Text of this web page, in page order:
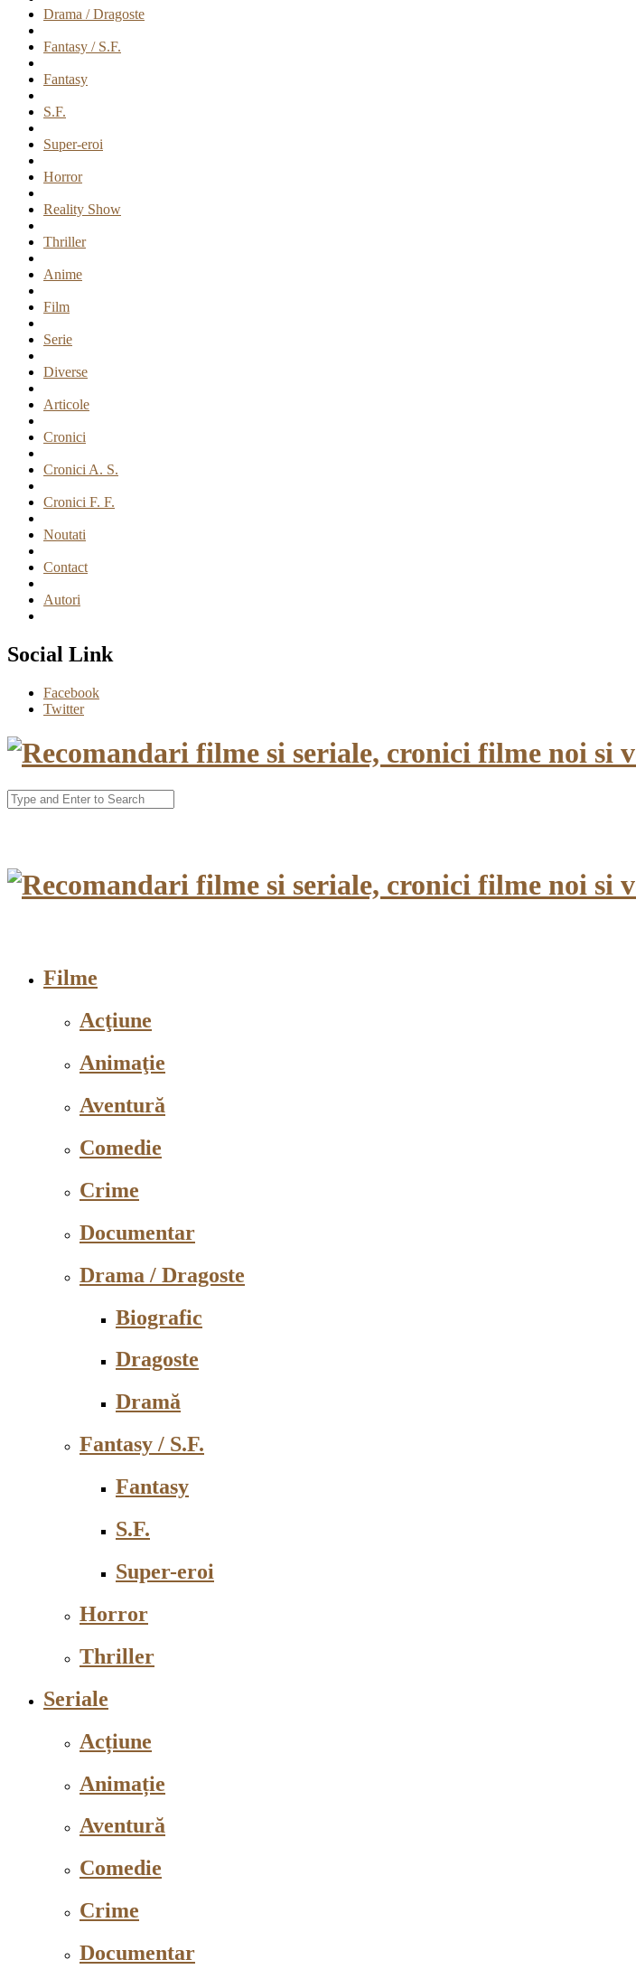
Drama / Dragoste
Fantasy / S.F.
Fantasy
S.F.
Super-eroi
Horror
Reality Show
Thriller
Anime
Film
Serie
Diverse
Articole
Cronici
Cronici A. S.
Cronici F. F.
Noutati
Contact
Autori
Social Link
Facebook
Twitter
Filme
Acţiune
Animaţie
Aventură
Comedie
Crime
Documentar
Drama / Dragoste
Biografic
Dragoste
Dramă
Fantasy / S.F.
Fantasy
S.F.
Super-eroi
Horror
Thriller
Seriale
Acțiune
Animație
Aventură
Comedie
Crime
Documentar